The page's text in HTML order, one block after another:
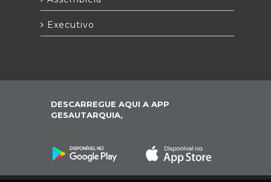
Executivo
DESCARREGUE AQUI A APP
GESAUTARQUIA,